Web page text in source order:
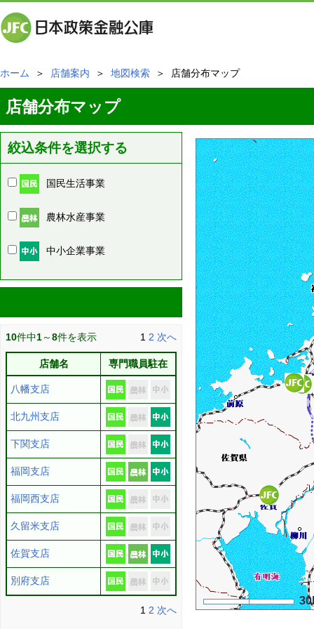
ホーム ＞ 店舗案内 ＞ 地図検索 ＞ 店舗分布マップ
店舗分布マップ
絞込条件を選択する
国民生活事業
農林水産事業
中小企業事業
10件中1～8件を表示 1 2 次へ
店舗名 専門職員駐在
八幡支店
北九州支店
下関支店
福岡支店
福岡西支店
久留米支店
佐賀支店
別府支店
1 2 次へ